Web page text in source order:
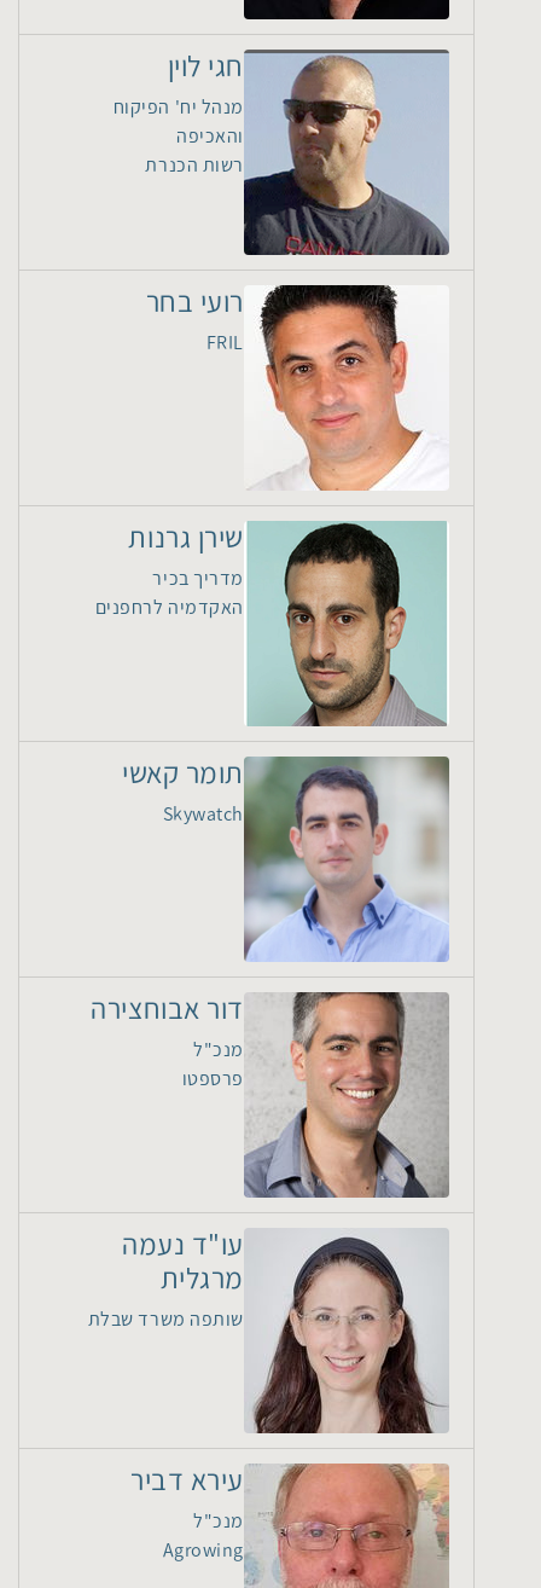
חגי לוין
מנהל יח' הפיקוח
והאכיפה
רשות הכנרת
רועי בחר
FRIL
שירן גרנות
מדריך בכיר
האקדמיה לרחפנים
תומר קאשי
Skywatch
דור אבוחצירה
מנכ"ל
פרספטו
עו"ד נעמה
מרגלית
שותפה משרד שבלת
עירא דביר
מנכ"ל
Agrowing